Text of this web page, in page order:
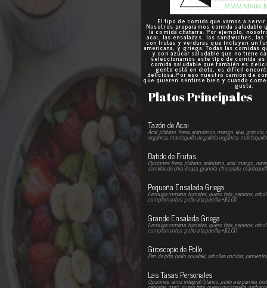
Platos Principales
Tazón de Acai
Acaí, plátano, fresa, arándanos, mango, kiwi,
orgánica, mantequilla de galleta orgánica,
Batido de Frutas
Opciones: fresa, plátano, arándano, acaí, mango,
semillas de chía, linaza, granola, chocolate,
Pequeña Ensalada Griega
Lechuga romana, tomates, queso feta, pepinos,
complementos: pollo a la parrilla +$1.00
Grande Ensalada Griega
Lechuga romana, tomates, queso feta, pepinos,
complementos: pollo a la parrilla +$1.00
Giroscopio de Pollo
Pan de pita, pollo souvlaki, cebollas cocidas,
Las Tasas Personales
Opciones: arroz integral/blanco, pollo a la parrilla,
El tipo de comida que vamos a
Nosotros preparamos comida saludable
la comida chatarra. Por ejemplo,
acai, las ensaladas, los sandwiches,
con frutas y verduras que incluyen un
americana, y griega. Todas las comidas
y con azúcar saludable que no tiene
seleccionamos este tipo de comida
comida saludable que también es
gente está en dieta, es difícil
deliciosa.Por eso nuestro camión de
que quieren sentirse bien y cuando
gusta.